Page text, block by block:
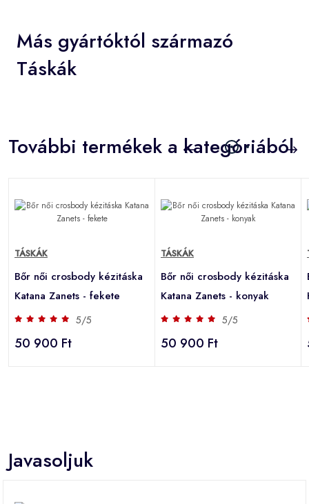
Más gyártóktól származó
Táskák
További termékek a kategóriából
TÁSKÁK
Bőr női crosbody kézitáska
Katana Zanets - fekete
5/5
50 900 Ft
TÁSKÁK
Bőr női crosbody kézitáska
Katana Zanets - konyak
5/5
50 900 Ft
Javasoljuk